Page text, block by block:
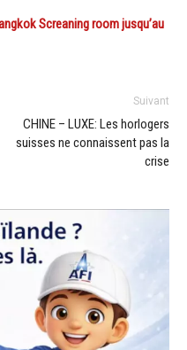
Screaning room jusqu’au
Suivant
CHINE – LUXE: Les horlogers
suisses ne connaissent pas la
crise